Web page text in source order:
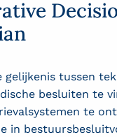
tussen
besluiten te
te
in